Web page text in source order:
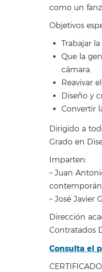
como un
Objetivos
Trabajar
Que la
cámara.
Reavivar
Diseño y
Convertir
Dirigido a
Grado en
Imparten:
– Juan
– José Javier
Dirección
Contratados
Consulta el